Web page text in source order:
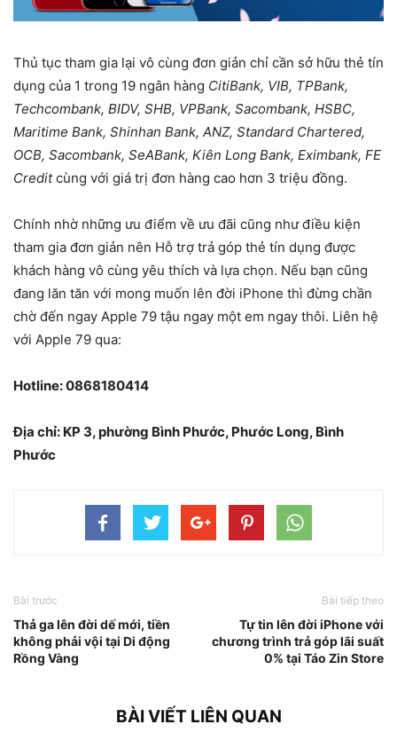
Thủ tục tham gia lại vô cùng đơn giản chỉ cần sở hữu thẻ tín
dụng của 1 trong 19 ngân hàng CitiBank, VIB, TPBank,
Techcombank, BIDV, SHB, VPBank, Sacombank, HSBC,
Maritime Bank, Shinhan Bank, ANZ, Standard Chartered,
OCB, Sacombank, SeABank, Kiên Long Bank, Eximbank, FE
Creditcùng với giá trị đơn hàng cao hơn 3 triệu đồng.
Chính nhờ những ưu điểm về ưu đãi cũng như điều kiện
tham gia đơn giản nên Hỗ trợ trả góp thẻ tín dụng được
khách hàng vô cùng yêu thích và lựa chọn. Nếu bạn cũng
đang lăn tăn với mong muốn lên đời iPhone thì đừng chần
chờ đến ngay Apple 79 tậu ngay một em ngay thôi. Liên hệ
với Apple 79 qua:
Hotline: 0868180414
Địa chỉ: KP 3, phường Bình Phước, Phước Long, Bình
Phước
Bài trước
Thả ga lên đời dế mới, tiền
không phải vội tại Di động
Rồng Vàng
Bài tiếp theo
Tự tin lên đời iPhone với
chương trình trả góp lãi suất
0% tại Táo Zin Store
BÀI VIẾT LIÊN QUAN